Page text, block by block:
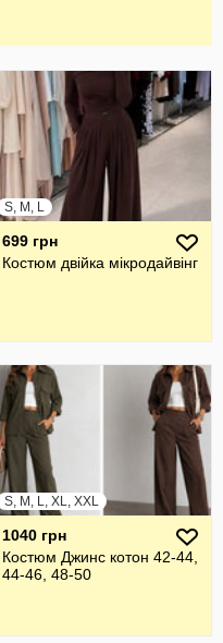
S, M, L
699 грн
Костюм двійка мікродайвінг
S, M, L, XL, XXL
1040 грн
Костюм Джинс котон 42-44,
44-46, 48-50